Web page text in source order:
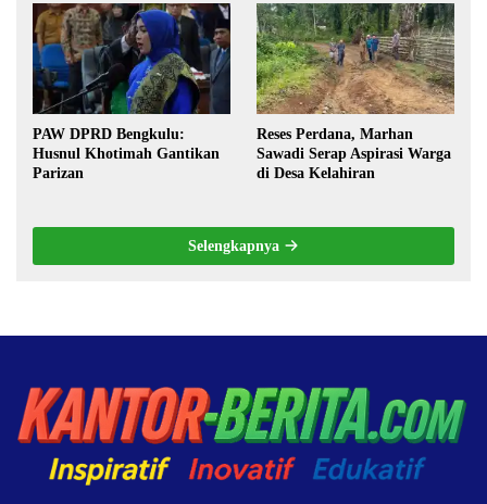
Pilkada oleh DPRD
PAW DPRD Bengkulu:
Husnul Khotimah Gantikan
Parizan
Reses Perdana, Marhan
Sawadi Serap Aspirasi Warga
di Desa Kelahiran
Selengkapnya